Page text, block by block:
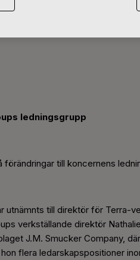
ledningsgrupp
förändringar till koncernens
utnämnts till direktör för Terra-
verkställande direktör
J.M. Smucker Company,
flera ledarskapspositioner